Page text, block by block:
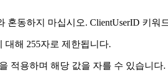
혼동하지 마십시오. ClientUserID 키워
대해 255자로 제한됩니다.
적용하며 해당 값을 자를 수 있습니다